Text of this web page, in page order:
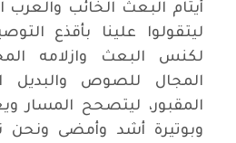
أيتام البعث الخائب
ليتقولوا علينا بأقذع
لكنس البعث وازلامه
المجال للصوص
المقبور، ليتصحح المسار
وبوتيرة أشد وأمضى ونحن